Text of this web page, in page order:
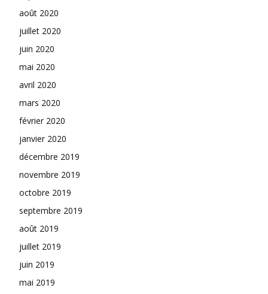
août 2020
juillet 2020
juin 2020
mai 2020
avril 2020
mars 2020
février 2020
janvier 2020
décembre 2019
novembre 2019
octobre 2019
septembre 2019
août 2019
juillet 2019
juin 2019
mai 2019